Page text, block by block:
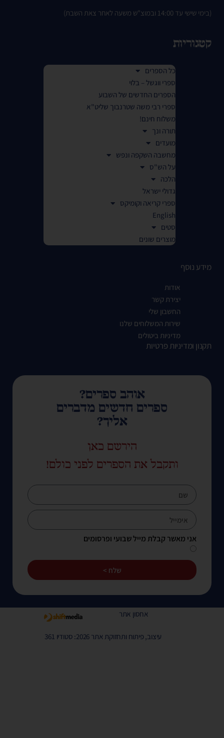
(בימי שישי עד 14:00 ובמוצ"ש משעה לאחר צאת השבת)
קטגוריות
כל הספרים
ספרי ווגשל – בלוי
הספרים החדשים של השבוע
ספרי רבי משה שטרנבוך שליט"א
משלוח חינם!
תורה ונך
מועדים
מחשבה השקפה ונפש
על הש"ס
הלכה
גדולי ישראל
ספרי קריאה וקומיקס
English
סטים
מוצרים שונים
מידע נוסף
אודות
יצירת קשר
החשבון שלי
שירות המשלוחים שלנו
מדיניות ביטולים
תקנון ומדיניות פרטיות
אוהב ספרים?
ספרים חדשים מדברים
אליך?
הירשם כאן
ותקבל את הספרים לפני כולם!
אני מאשר קבלת מייל שבועי ופרסומים
שלח >
אחסון אתר
עיצוב, פיתוח ותחזוקת אתר 2026: סטודיו 361